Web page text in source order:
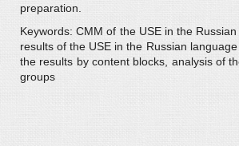
preparation.
Keywords: CMM of the USE in the
results of the USE in the Russian
the results by content blocks, analysis of
groups